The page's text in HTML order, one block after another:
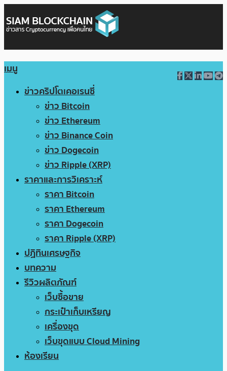
เมนู
ข่าวคริปโตเคอเรนซี่
ข่าว Bitcoin
ข่าว Ethereum
ข่าว Binance Coin
ข่าว Dogecoin
ข่าว Ripple (XRP)
ราคาและการวิเคราะห์
ราคา Bitcoin
ราคา Ethereum
ราคา Dogecoin
ราคา Ripple (XRP)
ปฏิทินเศรษฐกิจ
บทความ
รีวิวผลิตภัณฑ์
เว็บซื้อขาย
กระเป๋าเก็บเหรียญ
เครื่องขุด
เว็บขุดแบบ Cloud Mining
ห้องเรียน